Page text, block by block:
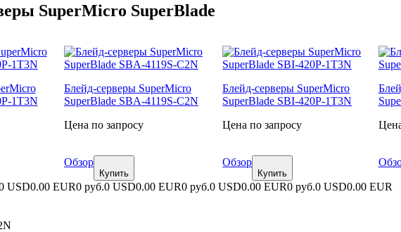
SuperMicro SuperBlade
1T3N
Блейд-серверы SuperMicro
SuperBlade SBA-4119S-C2N
Цена по запросу
Обзор
Купить
Блейд-серверы SuperMicro
SuperBlade SBI-420P-1T3N
Цена по запросу
Обзор
Купить
USD0.00 EUR0 руб.0 USD0.00 EUR0 руб.0 USD0.00 EUR0 руб.0 USD0.00 EUR